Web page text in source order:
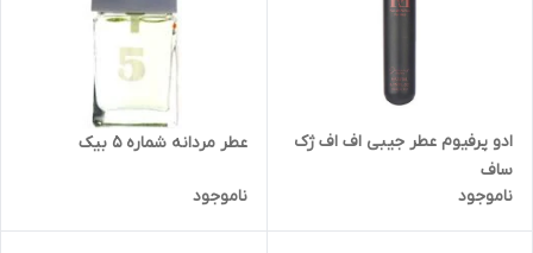
ادو پرفیوم عطر جیبی اف اف ژک
ساف
ناموجود
عطر مردانه شماره 5 بیک
ناموجود